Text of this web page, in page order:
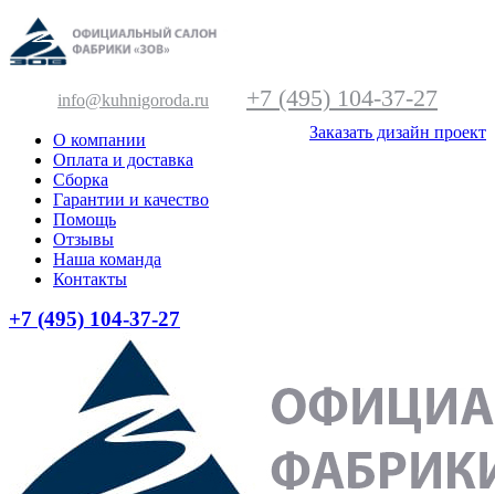
info@kuhnigoroda.ru +7 (495) 104-37-27
Заказать дизайн проект
О компании
Оплата и доставка
Сборка
Гарантии и качество
Помощь
Отзывы
Наша команда
Контакты
+7 (495) 104-37-27